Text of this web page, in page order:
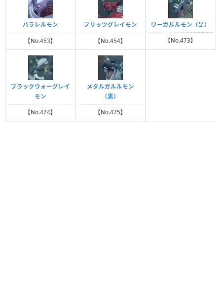
パラレルモン
【No.453】
ブリッツグレイモン
【No.454】
ワーガルルモン（黒）
【No.473】
ブラックウォーグレイ
モン
【No.474】
メタルガルルモン
（黒）
【No.475】